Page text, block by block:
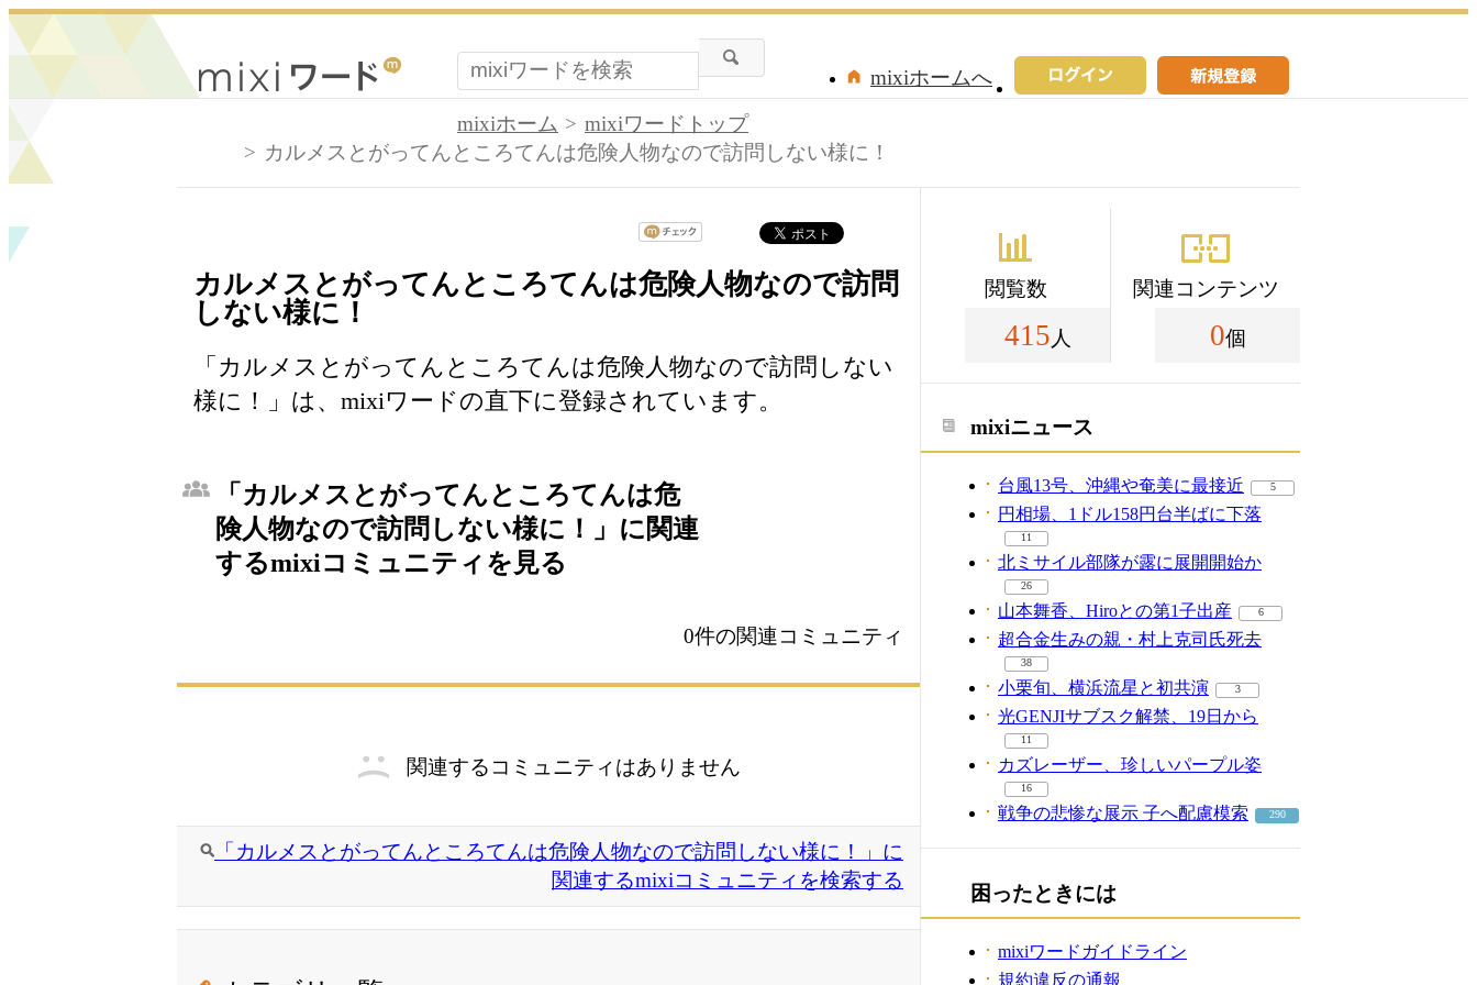
mixiホームへ
mixiホーム
mixiワードトップ
カルメスとがってんところてんは危険人物なので訪問しない様に！
カルメスとがってんところてんは危険人物なので訪問
しない様に！
「カルメスとがってんところてんは危険人物なので訪問しない
様に！」は、mixiワードの直下に登録されています。
「カルメスとがってんところてんは危
険人物なので訪問しない様に！」に関連
するmixiコミュニティを見る
0件の関連コミュニティ
関連するコミュニティはありません
「カルメスとがってんところてんは危険人物なので訪問しない様に！」に
関連するmixiコミュニティを検索する
閲覧数
415 人
関連コンテンツ
0個
mixiニュース
台風13号、沖縄や奄美に最接近 5
円相場、1ドル158円台半ばに下落
11
北ミサイル部隊が露に展開開始か
26
山本舞香、Hiroとの第1子出産 6
超合金生みの親・村上克司氏死去
38
小栗旬、横浜流星と初共演 3
光GENJIサブスク解禁、19日から
11
カズレーザー、珍しいパープル姿
16
戦争の悲惨な展示 子へ配慮模索 290
困ったときには
mixiワードガイドライン
規約違反の通報